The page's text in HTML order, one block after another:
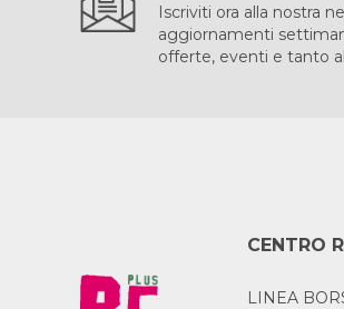
Iscriviti ora alla nostra
aggiornamenti
offerte, eventi e tanto
CENTRO
LINEA